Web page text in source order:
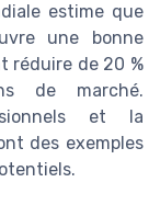
estime que
une bonne
réduire de 20 %
de marché.
et la
des exemples